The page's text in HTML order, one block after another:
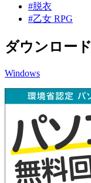
#脱衣
#乙女 RPG
ダウンロード
Windows